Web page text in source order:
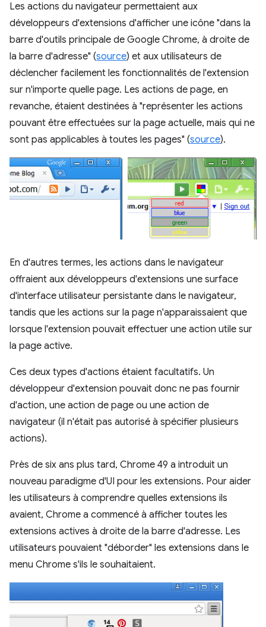
Les actions du navigateur permettaient aux
développeurs d'extensions d'afficher une icône "dans la
barre d'outils principale de Google Chrome, à droite de
la barre d'adresse" (source) et aux utilisateurs de
déclencher facilement les fonctionnalités de l'extension
sur n'importe quelle page. Les actions de page, en
revanche, étaient destinées à "représenter les actions
pouvant être effectuées sur la page actuelle, mais qui ne
sont pas applicables à toutes les pages" (source).
En d'autres termes, les actions dans le navigateur
offraient aux développeurs d'extensions une surface
d'interface utilisateur persistante dans le navigateur,
tandis que les actions sur la page n'apparaissaient que
lorsque l'extension pouvait effectuer une action utile sur
la page active.
Ces deux types d'actions étaient facultatifs. Un
développeur d'extension pouvait donc ne pas fournir
d'action, une action de page ou une action de
navigateur (il n'était pas autorisé à spécifier plusieurs
actions).
Près de six ans plus tard, Chrome 49 a introduit un
nouveau paradigme d'UI pour les extensions. Pour aider
les utilisateurs à comprendre quelles extensions ils
avaient, Chrome a commencé à afficher toutes les
extensions actives à droite de la barre d'adresse. Les
utilisateurs pouvaient "déborder" les extensions dans le
menu Chrome s'ils le souhaitaient.